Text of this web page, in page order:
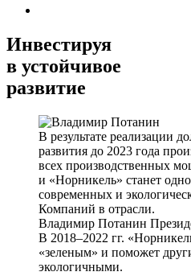
Инвестируя
в устойчивое
развитие
В результате реализации
развития до 2023 года
всех производственных
и «Норникель» станет
современных и
Компаний в отрасли.
Владимир Потанин
В 2018–2022 гг.
«зеленым» и поможет
экологичными.